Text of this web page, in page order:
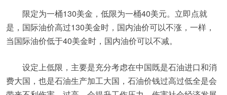
限定为一桶130美金，低限为一桶40美元。立即点就
是，国际油价高过130美金时，国内油价可以不涨，一样，
当国际油价低于40美金时，国内油价可以不减。
设定上低限，主要是充分考虑在中国既是石油进口和消
费大国，也是石油生产加工大国，石油价钱过高过低全是会